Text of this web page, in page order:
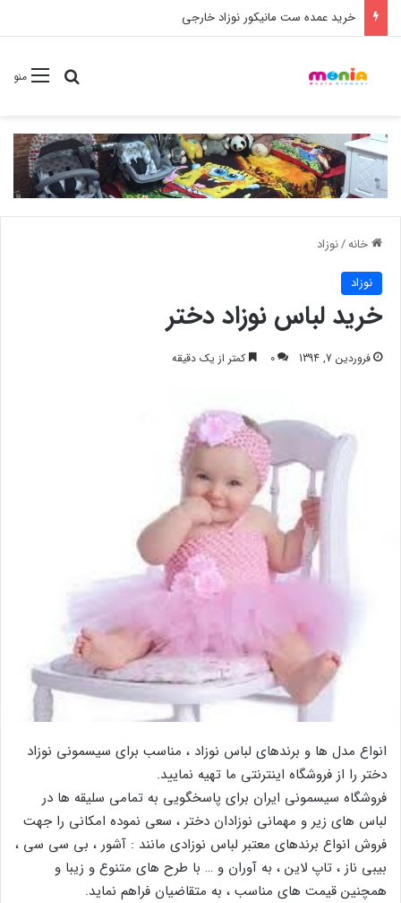
خرید شامپو سر و بدن 500 میل کودک موستلا
منوجستجو
خانه/نوزاد
نوزاد
خرید لباس نوزاد دختر
فروردین 7, 1394 0 کمتر از یک دقیقه
انواع مدل ها و برندهای لباس نوزاد ، مناسب برای سیسمونی نوزاد
دختر را از فروشگاه اینترنتی ما تهیه نمایید.
فروشگاه سیسمونی ایران برای پاسخگویی به تمامی سلیقه ها در
لباس های زیر و مهمانی نوزادان دختر ، سعی نموده امکانی را جهت
فروش انواع برندهای معتبر لباس نوزادی مانند : آشور ، بی سی سی ،
بیبی ناز ، تاپ لاین ، به آوران و … با طرح های متنوع و زیبا و
همچنین قیمت های مناسب ، به متقاضیان فراهم نماید.